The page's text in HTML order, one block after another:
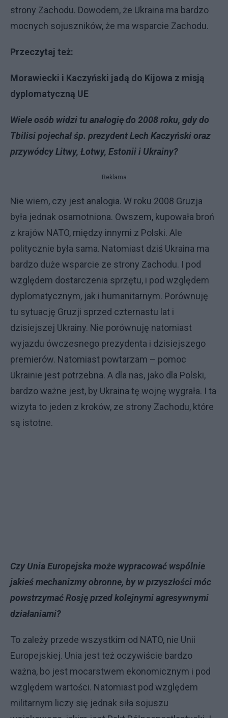
strony Zachodu. Dowodem, że Ukraina ma bardzo
mocnych sojuszników, że ma wsparcie Zachodu.
Przeczytaj też:
Morawiecki i Kaczyński jadą do Kijowa z misją
dyplomatyczną UE
Wiele osób widzi tu analogię do 2008 roku, gdy do
Tbilisi pojechał śp. prezydent Lech Kaczyński oraz
przywódcy Litwy, Łotwy, Estonii i Ukrainy?
Reklama
Nie wiem, czy jest analogia. W roku 2008 Gruzja
była jednak osamotniona. Owszem, kupowała broń
z krajów NATO, między innymi z Polski. Ale
politycznie była sama. Natomiast dziś Ukraina ma
bardzo duże wsparcie ze strony Zachodu. I pod
względem dostarczenia sprzętu, i pod względem
dyplomatycznym, jak i humanitarnym. Porównuję
tu sytuację Gruzji sprzed czternastu lat i
dzisiejszej Ukrainy. Nie porównuję natomiast
wyjazdu ówczesnego prezydenta i dzisiejszego
premierów. Natomiast powtarzam – pomoc
Ukrainie jest potrzebna. A dla nas, jako dla Polski,
bardzo ważne jest, by Ukraina tę wojnę wygrała. I ta
wizyta to jeden z kroków, ze strony Zachodu, które
są istotne.
Czy Unia Europejska może wypracować wspólnie
jakieś mechanizmy obronne, by w przyszłości móc
powstrzymać Rosję przed kolejnymi agresywnymi
działaniami?
To zależy przede wszystkim od NATO, nie Unii
Europejskiej. Unia jest też oczywiście bardzo
ważna, bo jest mocarstwem ekonomicznym i pod
względem wartości. Natomiast pod względem
militarnym liczy się jednak siła sojuszu